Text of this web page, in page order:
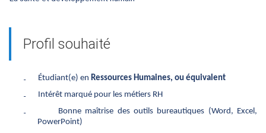
Profil souhaité
₋ Étudiant(e) en Ressources Humaines, ou équivalent
₋
Intérêt marqué pour les métiers RH
₋
Bonne maîtrise des outils bureautiques (Word, Excel,
PowerPoint)